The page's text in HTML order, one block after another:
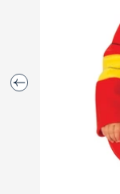
Vorherige